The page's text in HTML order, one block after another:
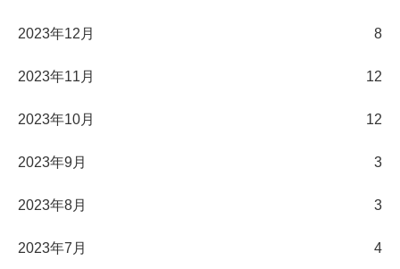
2023年12月 8
2023年11月 12
2023年10月 12
2023年9月 3
2023年8月 3
2023年7月 4